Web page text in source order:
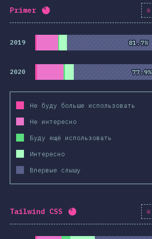
Primer Процент заполнения: 81.9 %
2019 81.7%
81.7%
2020 77.9%
77.9%
Не буду больше использовать
Не интересно
Буду ещё использовать
Интересно
Впервые слышу
Tailwind CSS Процент заполнения: